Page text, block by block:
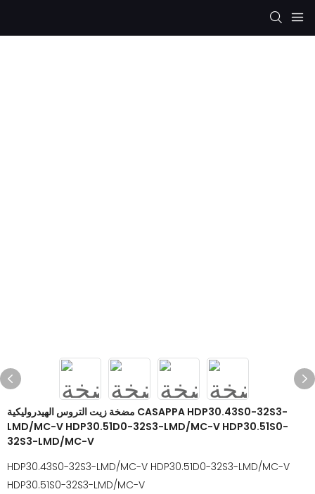
مضخة زيت التروس الهيدروليكية CASAPPA HDP30.43S0-32S3-
LMD/MC-V HDP30.51D0-32S3-LMD/MC-V HDP30.51S0-
32S3-LMD/MC-V
HDP30.43S0-32S3-LMD/MC-V HDP30.51D0-32S3-LMD/MC-V
HDP30.51S0-32S3-LMD/MC-V